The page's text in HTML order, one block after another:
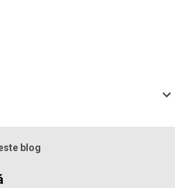
blog